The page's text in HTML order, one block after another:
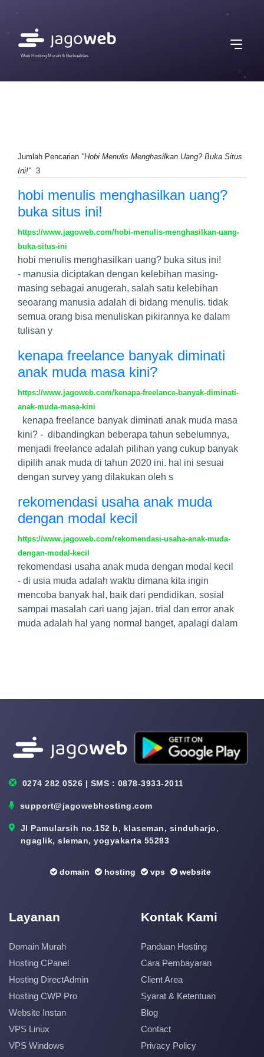
Web Hosting Murah & Berkualitas
Jumlah Pencarian "Hobi Menulis Menghasilkan Uang? Buka Situs
Ini!" 3
hobi menulis menghasilkan uang?
buka situs ini!
https://www.jagoweb.com/hobi-menulis-menghasilkan-uang-
buka-situs-ini
hobi menulis menghasilkan uang? buka situs ini!
- manusia diciptakan dengan kelebihan masing-
masing sebagai anugerah, salah satu kelebihan
seoarang manusia adalah di bidang menulis. tidak
semua orang bisa menuliskan pikirannya ke dalam
tulisan y
kenapa freelance banyak diminati
anak muda masa kini?
https://www.jagoweb.com/kenapa-freelance-banyak-diminati-
anak-muda-masa-kini
kenapa freelance banyak diminati anak muda masa
kini? - dibandingkan beberapa tahun sebelumnya,
menjadi freelance adalah pilihan yang cukup banyak
dipilih anak muda di tahun 2020 ini. hal ini sesuai
dengan survey yang dilakukan oleh s
rekomendasi usaha anak muda
dengan modal kecil
https://www.jagoweb.com/rekomendasi-usaha-anak-muda-
dengan-modal-kecil
rekomendasi usaha anak muda dengan modal kecil
- di usia muda adalah waktu dimana kita ingin
mencoba banyak hal, baik dari pendidikan, sosial
sampai masalah cari uang jajan. trial dan error anak
muda adalah hal yang normal banget, apalagi dalam
0274 282 0526 | SMS : 0878-3933-2011
support@jagowebhosting.com
Jl Pamularsih no.152 b, klaseman, sinduharjo,
ngaglik, sleman, yogyakarta 55283
domain hosting vps website
Layanan
Domain Murah
Hosting CPanel
Hosting DirectAdmin
Hosting CWP Pro
Website Instan
VPS Linux
VPS Windows
Kontak Kami
Panduan Hosting
Cara Pembayaran
Client Area
Syarat & Ketentuan
Blog
Contact
Privacy Policy